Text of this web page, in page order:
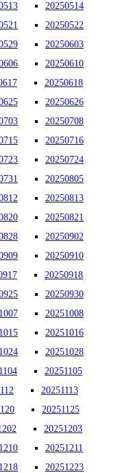
20250514
20250522
20250603
20250610
20250618
20250626
20250708
20250716
20250724
20250805
20250813
20250821
20250902
20250910
20250918
20250930
20251008
20251016
20251028
20251105
20251113
20251125
20251203
20251211
20251223